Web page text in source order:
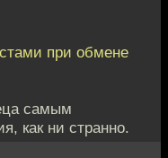
при обмене
самым
как ни странно.